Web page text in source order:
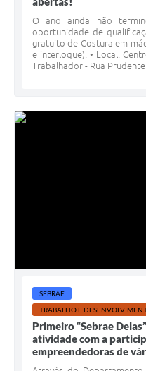
O ano ainda não
oportunidade de
gratuito de Costura em
e interloque). • Local:
Trabalhador - Rua Prudente
SEBRAE
TRABALHO E
Primeiro “Sebrae
atividade com a
empreendedoras de